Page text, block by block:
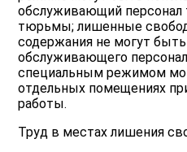
обслуживающий персонал
тюрьмы; лишенные
содержания не могут
обслуживающего
специальным режимом
отдельных помещениях
работы.
Труд в местах лишения